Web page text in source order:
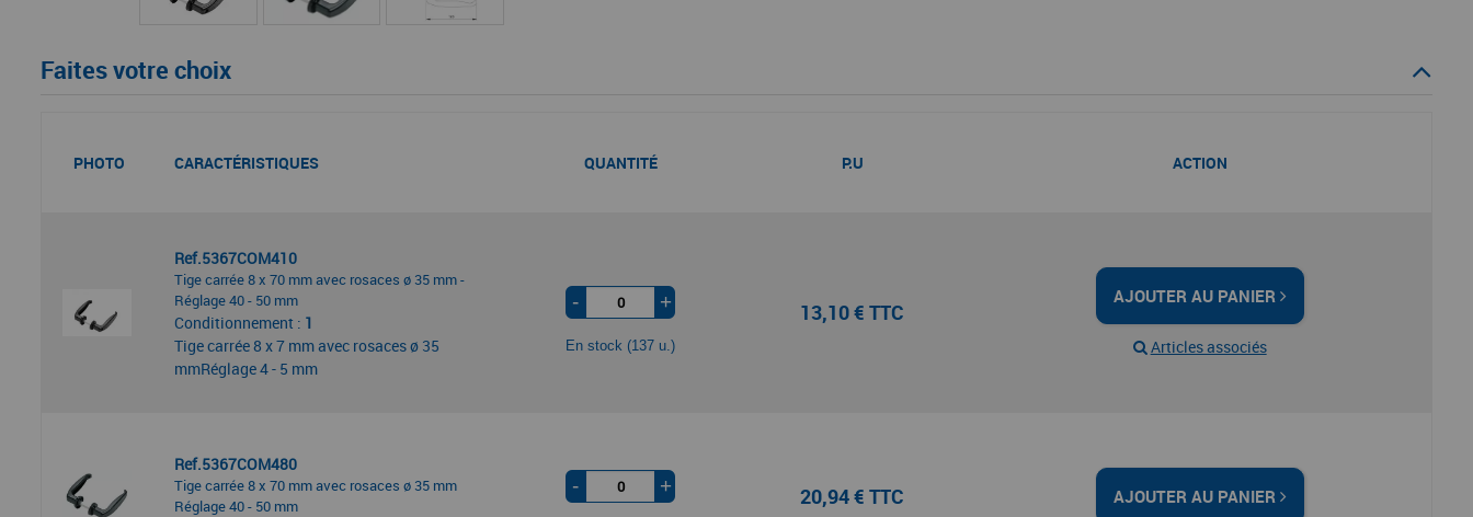
Faites votre choix
PHOTO CARACTÉRISTIQUES QUANTITÉ P.U ACTION
Ref.5367COM410
Tige carrée 8 x 70 mm avec rosaces ø 35 mm -
Réglage 40 - 50 mm
Conditionnement : 1
Tige carrée 8 x 7 mm avec rosaces ø 35
mmRéglage 4 - 5 mm
- +
En stock (137 u.)
13,10 € TTC
AJOUTER AU PANIER
Articles associés
Ref.5367COM480
Tige carrée 8 x 70 mm avec rosaces ø 35 mm
Réglage 40 - 50 mm
- + 20,94 € TTC AJOUTER AU PANIER